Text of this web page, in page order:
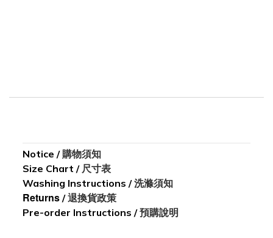
Notice /購物須知
Size Chart / 尺寸表
Washing Instructions /洗滌須知
Returns /退換貨政策
Pre-order Instructions /預購說明